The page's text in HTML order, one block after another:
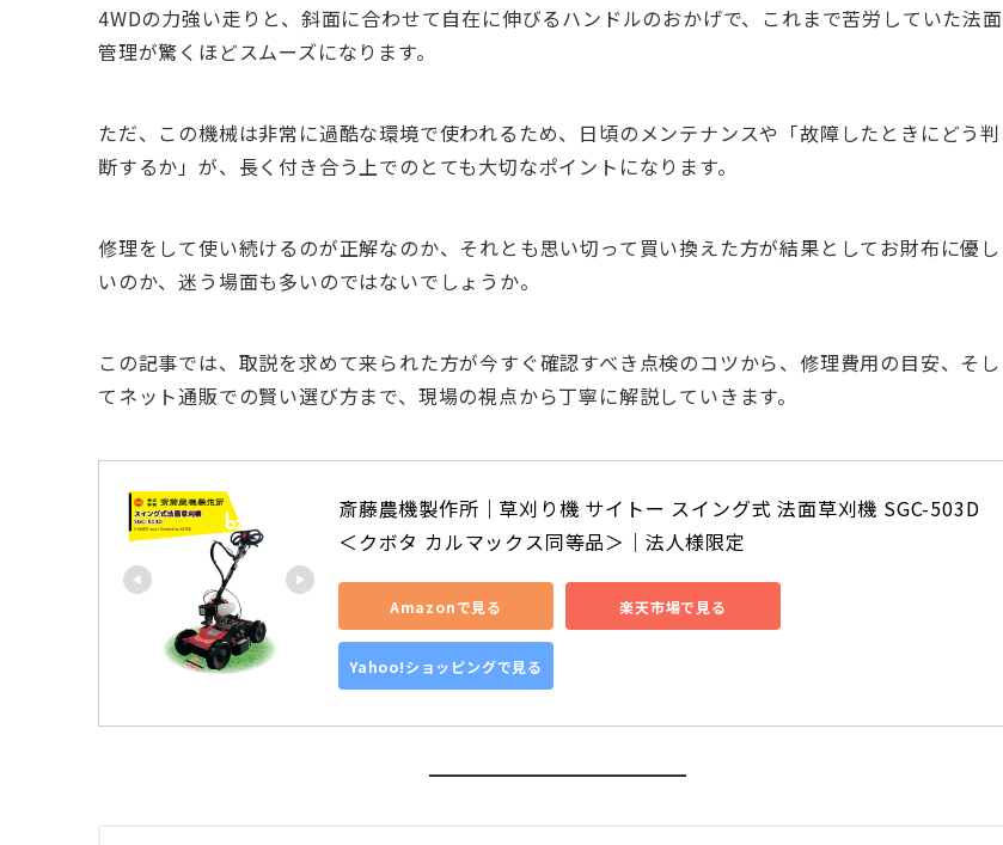
4WDの力強い走りと、斜面に合わせて自在に伸びるハンドルのおかげで、これまで苦労していた法面
管理が驚くほどスムーズになります。
ただ、この機械は非常に過酷な環境で使われるため、日頃のメンテナンスや「故障したときにどう判
断するか」が、長く付き合う上でのとても大切なポイントになります。
修理をして使い続けるのが正解なのか、それとも思い切って買い換えた方が結果としてお財布に優し
いのか、迷う場面も多いのではないでしょうか。
この記事では、取説を求めて来られた方が今すぐ確認すべき点検のコツから、修理費用の目安、そし
てネット通販での賢い選び方まで、現場の視点から丁寧に解説していきます。
斎藤農機製作所｜草刈り機 サイトー スイング式 法面草刈機 SGC-503D
＜クボタ カルマックス同等品＞｜法人様限定
Amazonで見る 楽天市場で見る
Yahoo!ショッピングで見る